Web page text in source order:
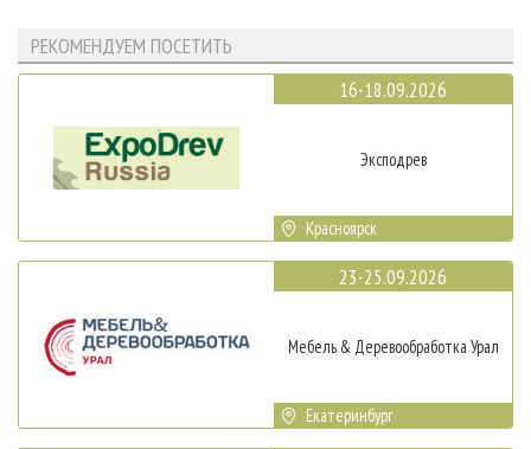
РЕКОМЕНДУЕМ ПОСЕТИТЬ
16-18.09.2026
Эксподрев
Красноярск
23-25.09.2026
Мебель & Деревообработка Урал
Екатеринбург